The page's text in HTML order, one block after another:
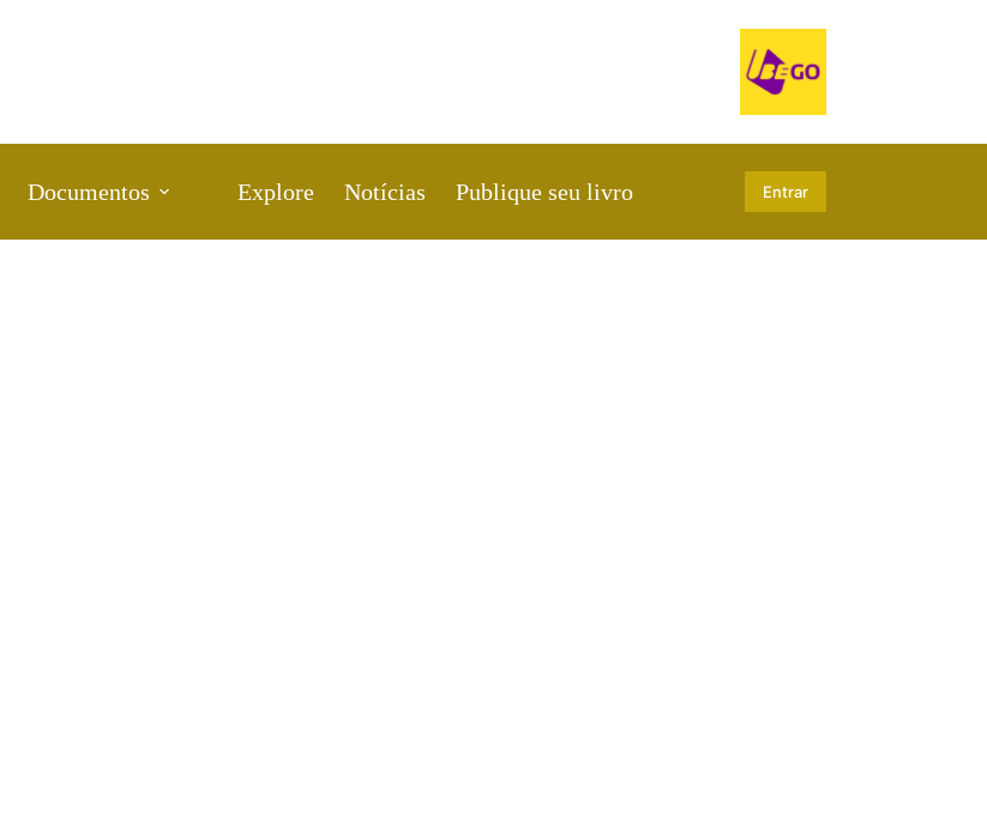
Documentos Explore Notícias Publique seu livro Entrar